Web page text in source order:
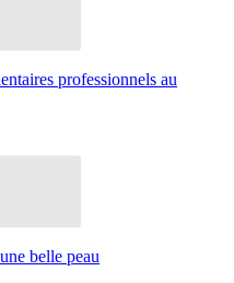
professionnels au
belle peau